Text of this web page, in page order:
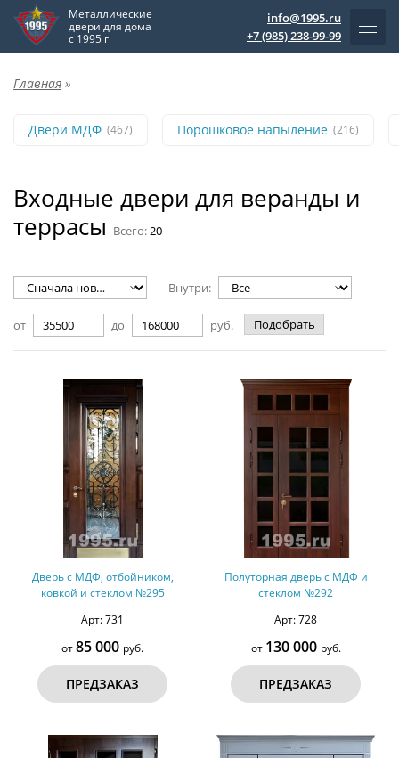
Металлические
двери для дома
с 1995 г
info@1995.ru
+7 (985) 238-99-99
Главная »
Двери МДФ (467) Порошковое напыление (216)
Входные двери для веранды и
террасы Всего:20
Внутри:
от до руб. Подобрать
Дверь с МДФ, отбойником,
ковкой и стеклом №295
Арт: 731
от85 000 руб.
ПРЕДЗАКАЗ
Полуторная дверь с МДФ и
стеклом №292
Арт: 728
от 130 000 руб.
ПРЕДЗАКАЗ